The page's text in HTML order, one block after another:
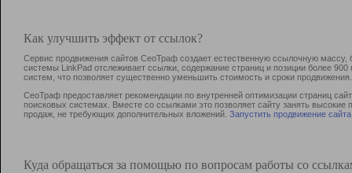
Как улучшить эффект от ссылок?
Сервис продвижения сайтов СеоТраф создает естественную ссылочную
системы LinkPad отслеживает ссылки, содержание страниц и позиции более
систем, что позволяет существенно уменьшить стоимость и сроки продвижения.
СеоТраф предоставляет рекомендации по внутренней оптимизации страниц
поисковых системах. Вместе со ссылками это позволяет сайту занять
продаж, не требующих дополнительных вложений. Запустить продвижение сайта
Куда обращаться за помощью по вопросам работы со